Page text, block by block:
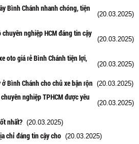
Bình Chánh nhanh chóng, tiện
(20.03.2025)
nghiệp HCM đáng tin cậy
(20.03.2025)
oto giá rẻ Bình Chánh tiện lợi,
(20.03.2025)
Bình Chánh cho chủ xe bận rộn (20.03.2025)
nghiệp TPHCM được yêu
(20.03.2025)
nhất? (20.03.2025)
chỉ đáng tin cậy cho (20.03.2025)